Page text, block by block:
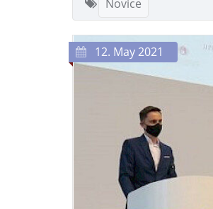
Novice
12. May 2021